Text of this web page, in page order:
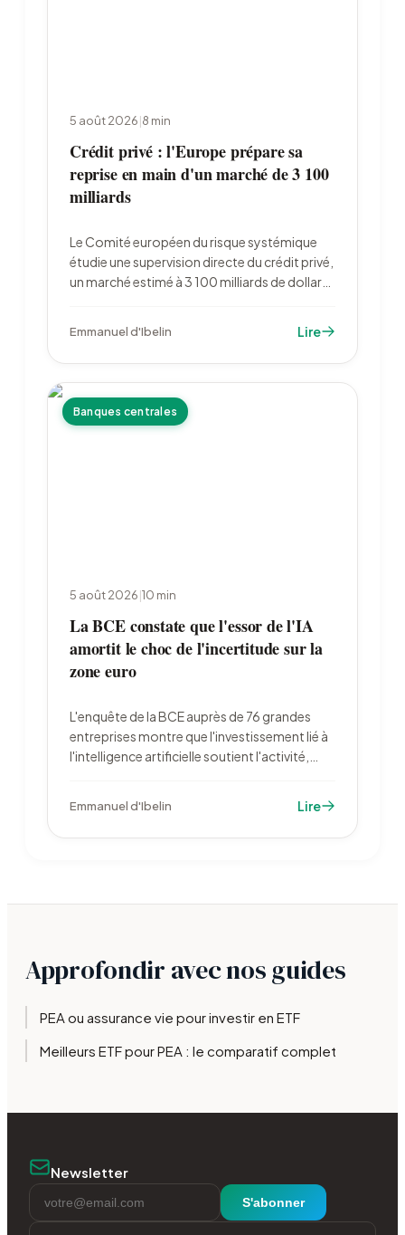
5 août 2026|8 min
Crédit privé : l'Europe prépare sa
reprise en main d'un marché de 3 100
milliards
Le Comité européen du risque systémique
étudie une supervision directe du crédit privé,
un marché estimé à 3 100 milliards de dollars.
d'actifs s'ouvre au même moment aux
épargnants français.
Emmanuel d'Ibelin Lire
Banques centrales
5 août 2026|10 min
La BCE constate que l'essor de l'IA
amortit le choc de l'incertitude sur la
zone euro
L'enquête de la BCE auprès de 76 grandes
entreprises montre que l'investissement lié à
l'intelligence artificielle soutient l'activité,
restent en retrait : 23 % d'utilisatrices contre
39 % en zone euro.
Emmanuel d'Ibelin Lire
Approfondir avec nos guides
PEA ou assurance vie pour investir en ETF
Meilleurs ETF pour PEA : le comparatif complet
Newsletter
S'abonner